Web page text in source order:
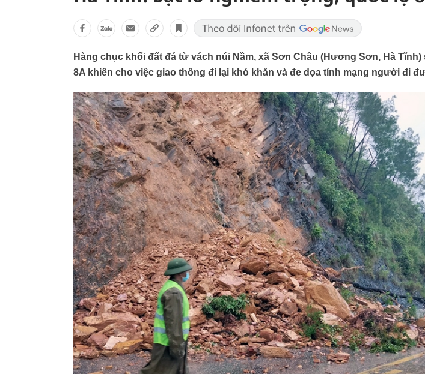
Hàng chục khối đất đá từ vách núi Nầm, xã Sơn Châu (Hương Sơn, Hà
8A khiến cho việc giao thông đi lại khó khăn và đe dọa tính mạng người đi